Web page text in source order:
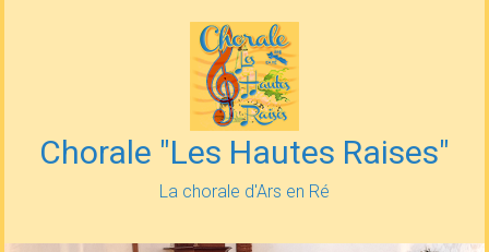
Chorale "Les Hautes Raises"
La chorale d'Ars en Ré